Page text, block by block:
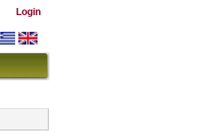
Login